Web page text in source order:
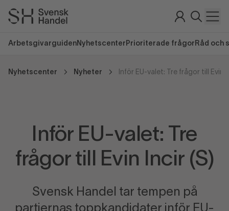
Arbetsgivarguiden Nyhetscenter Prioriterade frågor Råd och
Nyhetscenter Nyheter Inför EU-valet: Tre frågor till Evin
Inför EU-valet: Tre
frågor till Evin Incir (S)
Svensk Handel tar tempen på